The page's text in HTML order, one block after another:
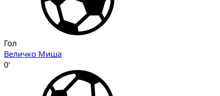
Гол
Величко Миша
0'